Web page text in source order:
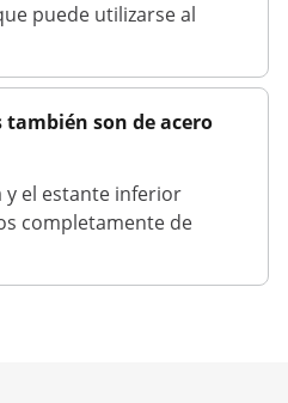
puede utilizarse al
también son de acero
y el estante inferior
completamente de